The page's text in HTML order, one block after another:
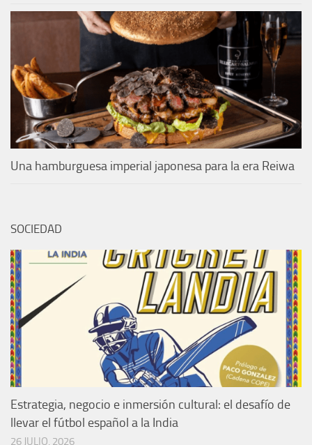
Una hamburguesa imperial japonesa para la era Reiwa
SOCIEDAD
Estrategia, negocio e inmersión cultural: el desafío de
llevar el fútbol español a la India
26 JULIO, 2026